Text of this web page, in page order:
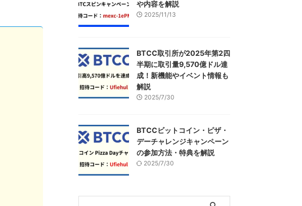
や内容を解説
2025/11/13
BTCC取引所が2025年第2四
半期に取引量9,570億ドル達
成！新機能やイベント情報も
解説
2025/7/30
BTCCビットコイン・ピザ・
デーチャレンジキャンペーン
の参加方法・特典を解説
2025/7/30